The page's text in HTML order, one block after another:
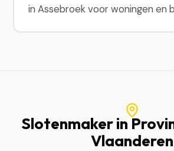
in Assebroek voor woningen en
Slotenmaker in
Vlaanderen